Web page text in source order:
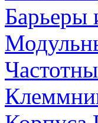
Барьеры